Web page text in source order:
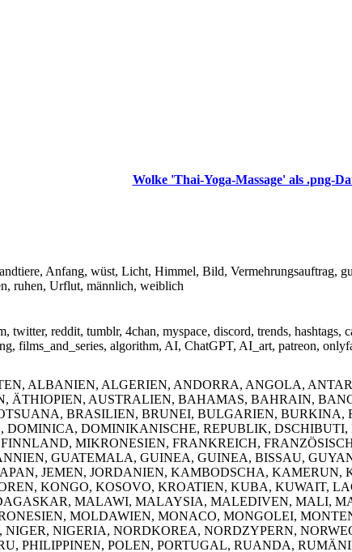
Wolke 'Thai-Yoga-Massage' als .png-
Anfang, wüst, Licht, Himmel, Bild, Vermehrungsauftrag,
ruhen, Urflut, männlich, weiblich
twitter, reddit, tumblr, 4chan, myspace, discord, trends,
films_and_series, algorithm, AI, ChatGPT, AI_art, patreon,
ALBANIEN, ALGERIEN, ANDORRA, ANGOLA,
ÄTHIOPIEN, AUSTRALIEN, BAHAMAS, BAHRAIN,
BRASILIEN, BRUNEI, BULGARIEN,
DOMINIKANISCHE, REPUBLIK,
MIKRONESIEN, FRANKREICH,
GUATEMALA, GUINEA, GUINEA, BISSAU,
JEMEN, JORDANIEN, KAMBODSCHA,
KONGO, KOSOVO, KROATIEN, KUBA, KUWAIT,
MALAWI, MALAYSIA, MALEDIVEN, MALI,
MOLDAWIEN, MONACO, MONGOLEI,
NIGERIA, NORDKOREA, NORDZYPERN,
PHILIPPINEN, POLEN, PORTUGAL, RUANDA,